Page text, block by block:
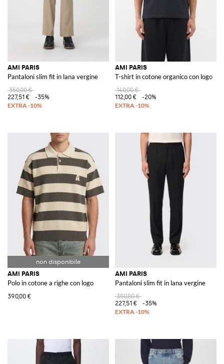
AMI PARIS
Pantaloni slim fit in lana vergine
350,00 €
227,51 €
-35%
AMI PARIS
T-shirt in cotone organico con logo
140,00 €
112,00 €
-20%
AMI PARIS
Polo in cotone a righe con logo
390,00 €
AMI PARIS
Pantaloni slim fit in lana vergine
350,00 €
227,51 €
-35%